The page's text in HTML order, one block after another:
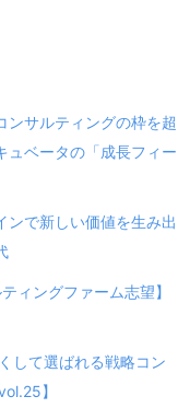
ンサルティングの枠を超
ュベータの「成長フィー
ンで新しい価値を生み出
ィングファーム志望】
して選ばれる戦略コン
】